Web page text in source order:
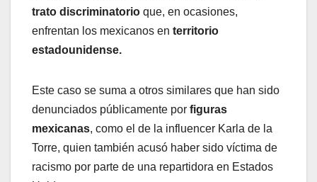
trato discriminatorio que, en ocasiones,
enfrentan los mexicanos en territorio
estadounidense.
Este caso se suma a otros similares que han sido
denunciados públicamente por figuras
mexicanas, como el de la influencer Karla de la
Torre, quien también acusó haber sido víctima de
racismo por parte de una repartidora en Estados